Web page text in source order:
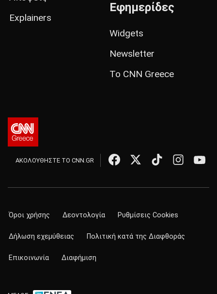
Explainers
Εφημερίδες
Widgets
Newsletter
Το CNN Greece
ΑΚΟΛΟΥΘΗΣΤΕ ΤΟ CNN.GR
Όροι χρήσης Δεοντολογία Ρυθμίσεις Cookies
Δήλωση εχεμύθειας Πολιτική κατά της Διαφθοράς
Επικοινωνία Διαφήμιση